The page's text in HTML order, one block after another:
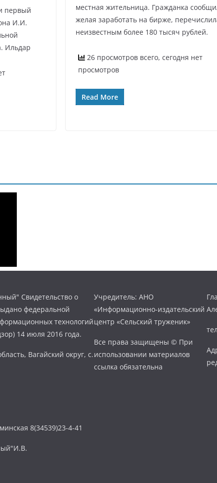
первый
И.И.
Ильдар
местная жительница. Гражданка
желая заработать на бирже,
неизвестным более 180 тысяч рублей.
26 просмотров всего, сегодня нет
просмотров
Read More
Свидетельство о
федеральной
технологий
14 июля 2016 года.
Вагайский округ, с.
8(34539)23-4-41
Учредитель: АНО
«Информационно-издательский
центр «Сельский труженик»
Все права защищены © При
использовании материалов
ссылка обязательна